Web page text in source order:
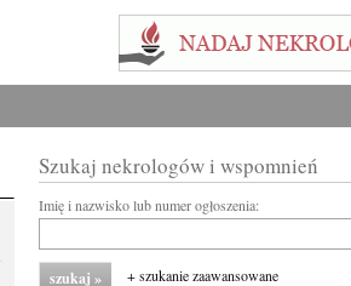
Szukaj nekrologów i wspomnień
Imię i nazwisko lub numer ogłoszenia:
+ szukanie zaawansowane